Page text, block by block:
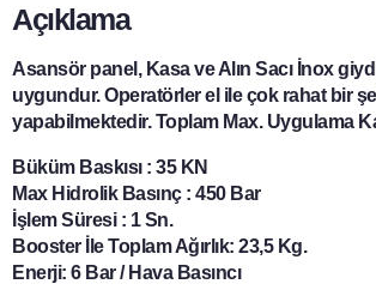
Açıklama
Asansör panel, Kasa ve Alın Sacı İnox
uygundur. Operatörler el ile çok rahat bir
yapabilmektedir. Toplam Max. Uygulama
Büküm Baskısı : 35 KN
Max Hidrolik Basınç : 450 Bar
İşlem Süresi : 1 Sn.
Booster İle Toplam Ağırlık: 23,5 Kg.
Enerji: 6 Bar / Hava Basıncı